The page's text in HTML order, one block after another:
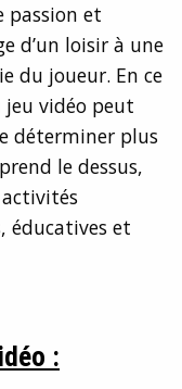
et
d’un loisir à une
du joueur. En ce
vidéo peut
déterminer plus
le dessus,
éducatives et
: